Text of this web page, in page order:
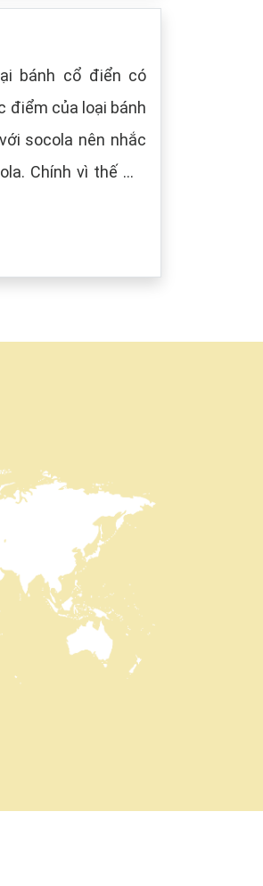
bánh cổ điển có
điểm của loại bánh
socola nên nhắc
Chính vì thế mà
của Socola.